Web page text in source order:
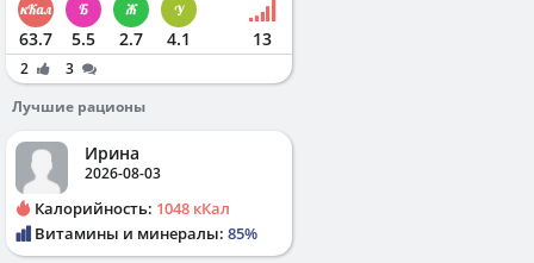
63.7 5.5 2.7 4.1 13
2
3
Лучшие рационы
Ирина
2026-08-03
Калорийность: 1048 кКал
Витамины и минералы: 85%